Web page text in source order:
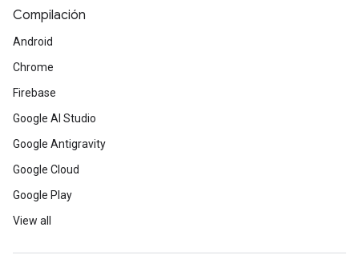
Compilación
Android
Chrome
Firebase
Google AI Studio
Google Antigravity
Google Cloud
Google Play
View all